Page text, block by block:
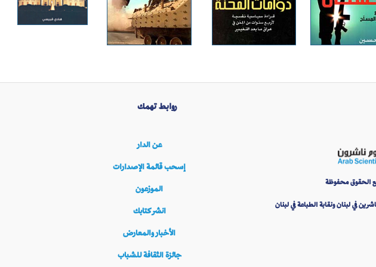
روابط تهمك
عن الدار
إسحب قائمة الإصدارات
الموزعون
انشر كتابك
الأخبار والمعارض
جائزة الثقافة للشباب
في لبنان ونقابة الطباعة في لبنان